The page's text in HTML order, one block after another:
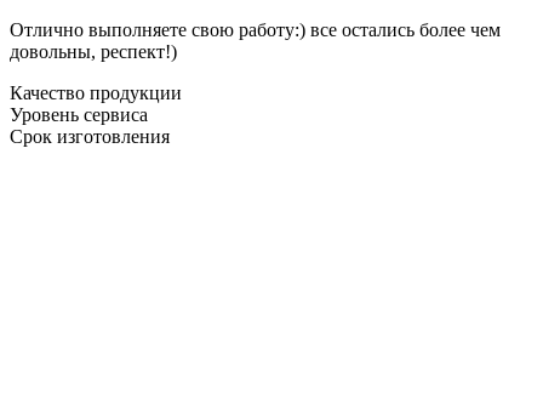
Отлично выполняете свою работу:) все остались более чем
довольны, респект!)
Качество продукции
Уровень сервиса
Срок изготовления